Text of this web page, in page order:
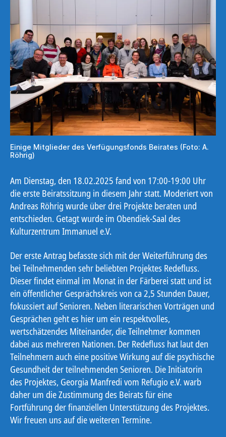
Einige Mitglieder des Verfügungsfonds Beirates (Foto: A.
Röhrig)
Am Dienstag, den 18.02.2025 fand von 17:00-19:00 Uhr
die erste Beiratssitzung in diesem Jahr statt. Moderiert von
Andreas Röhrig wurde über drei Projekte beraten und
entschieden. Getagt wurde im Obendiek-Saal des
Kulturzentrum Immanuel e.V.
Der erste Antrag befasste sich mit der Weiterführung des
bei Teilnehmenden sehr beliebten Projektes Redefluss.
Dieser findet einmal im Monat in der Färberei statt und ist
ein öffentlicher Gesprächskreis von ca 2,5 Stunden Dauer,
fokussiert auf Senioren. Neben literarischen Vorträgen und
Gesprächen geht es hier um ein respektvolles,
wertschätzendes Miteinander, die Teilnehmer kommen
dabei aus mehreren Nationen. Der Redefluss hat laut den
Teilnehmern auch eine positive Wirkung auf die psychische
Gesundheit der teilnehmenden Senioren. Die Initiatorin
des Projektes, Georgia Manfredi vom Refugio e.V. warb
daher um die Zustimmung des Beirats für eine
Fortführung der finanziellen Unterstützung des Projektes.
Wir freuen uns auf die weiteren Termine.